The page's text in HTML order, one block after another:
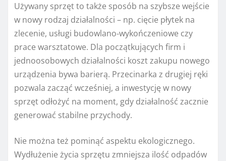
Używany sprzęt to także sposób na szybsze wejście
w nowy rodzaj działalności – np. cięcie płytek na
zlecenie, usługi budowlano‑wykończeniowe czy
prace warsztatowe. Dla początkujących firm i
jednoosobowych działalności koszt zakupu nowego
urządzenia bywa barierą. Przecinarka z drugiej ręki
pozwala zacząć wcześniej, a inwestycję w nowy
sprzęt odłożyć na moment, gdy działalność zacznie
generować stabilne przychody.
Nie można też pominąć aspektu ekologicznego.
Wydłużenie życia sprzętu zmniejsza ilość odpadów